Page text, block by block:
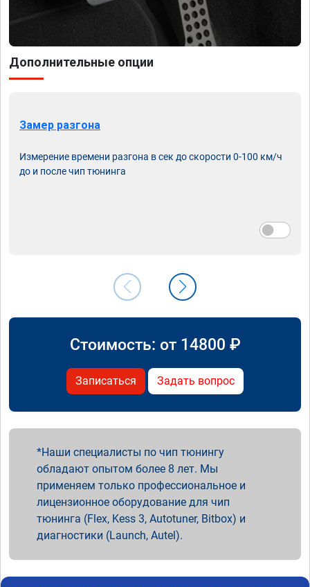
Дополнительные опции
Замер разгона
Измерение времени разгона в сек до скорости 0-100 км/ч
до и после чип тюнинга
Стоимость: от 14800 ₽
Записаться Задать вопрос
Наши специалисты по чип тюнингу
обладают опытом более 8 лет. Мы
применяем только профессиональное и
лицензионное оборудование для чип
тюнинга (Flex, Kess 3, Autotuner, Bitbox) и
диагностики (Launch, Autel).